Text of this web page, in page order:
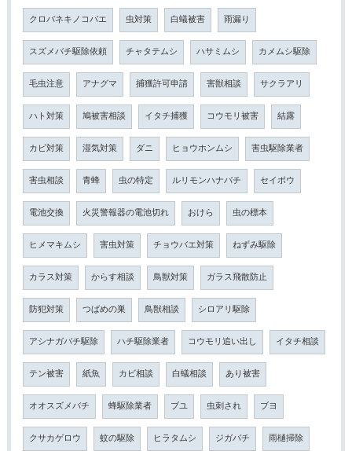
クロバネキノコバエ 虫対策 白蟻被害 雨漏り
スズメバチ駆除依頼 チャタテムシ ハサミムシ カメムシ駆除
毛虫注意 アナグマ 捕獲許可申請 害獣相談 サクラアリ
ハト対策 鳩被害相談 イタチ捕獲 コウモリ被害 結露
カビ対策 湿気対策 ダニ ヒョウホンムシ 害虫駆除業者
害虫相談 青蜂 虫の特定 ルリモンハナバチ セイボウ
電池交換 火災警報器の電池切れ おけら 虫の標本
ヒメマキムシ 害虫対策 チョウバエ対策 ねずみ駆除
カラス対策 からす相談 鳥獣対策 ガラス飛散防止
防犯対策 つばめの巣 鳥獣相談 シロアリ駆除
アシナガバチ駆除 ハチ駆除業者 コウモリ追い出し イタチ相談
テン被害 紙魚 カビ相談 白蟻相談 あり被害
オオスズメバチ 蜂駆除業者 ブユ 虫刺され ブヨ
クサカゲロウ 蚊の駆除 ヒラタムシ ジガバチ 雨樋掃除